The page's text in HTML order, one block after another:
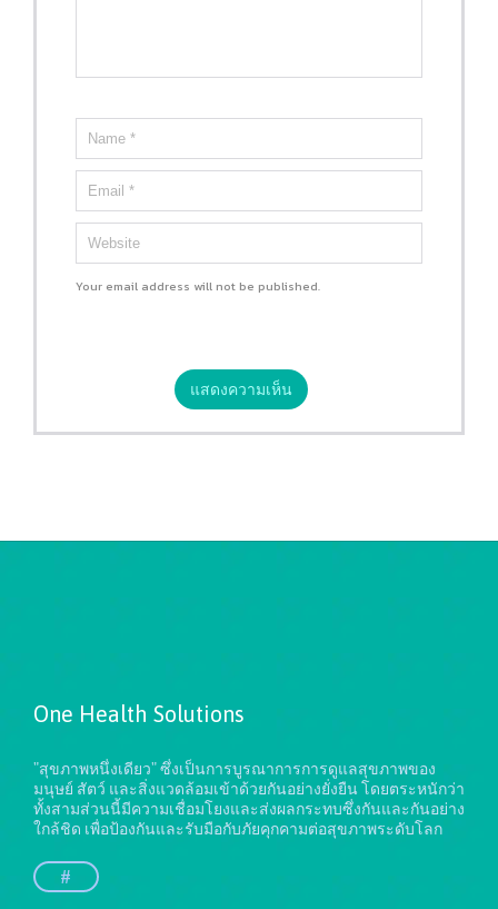
Your email address will not be published.
One Health Solutions
"สุขภาพหนึ่งเดียว" ซึ่งเป็นการบูรณาการการดูแลสุขภาพของ
มนุษย์ สัตว์ และสิ่งแวดล้อมเข้าด้วยกันอย่างยั่งยืนโดยตระหนักว่า
ทั้งสามส่วนนี้มีความเชื่อมโยงและส่งผลกระทบซึ่งกันและกันอย่าง
ใกล้ชิด เพื่อป้องกันและรับมือกับภัยคุกคามต่อสุขภาพระดับโลก
#